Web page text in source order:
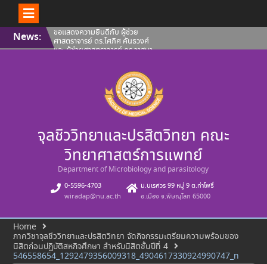
Skip
content
News: ขอแสดงความยินดีกับ ผู้ช่วย
ศาสตราจารย์ ดร.โศภิศ คันธวงศ์
และ ผู้ช่วยศาสตราจารย์ ดร.วาสนา
แพทย์ มหาวิทยาลัยนเรศวร ที่ผล
งานได้รับการขึ้นทะเบียนทรัพย์สิน
คณะวิทยาศาสตร์การแพทย์ ขอ
แสดงความยินดีกับ ผู้ช่วย
ศาสตราจารย์ ดร.โศภิศ คันธวงศ์
ชู และ คุณปลื้มกมล ภูวนาถ
ศรัณญา ที่ผลงานได้รับการขึ้น
ทะเบียนทรัพย์สินทางปัญญา
คณะวิทยาศาสตร์การแพทย์ ขอ
แนะนำบุคลากรสายวิชาการ ประจำ
เดือนสิงหาคม 2569
จุลชีววิทยาและปรสิตวิทยา คณะ
วิทยาศาสตร์การแพทย์
Department of Microbiology and parasitology
0-5596-4703
wiradap@nu.ac.th
ม.นเรศวร 99 หมู่ 9 ต.ท่าโพธิ์
อ.เมือง จ.พิษณุโลก 65000
Home
ภาควิชาจุลชีววิทยาและปรสิตวิทยา จัดกิจกรรมเตรียมความพร้อมของ
นิสิตก่อนปฏิบัติสหกิจศึกษา สำหรับนิสิตชั้นปีที่ 4
546558654_1292479356009318_4904617330924990747_n